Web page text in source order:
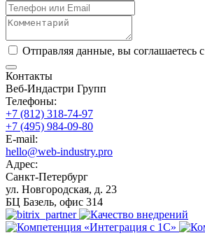
Отправляя данные, вы соглашаетесь с
Контакты
Веб-Индастри Групп
Телефоны:
+7 (812) 318-74-97
+7 (495) 984-09-80
E-mail:
hello@web-industry.pro
Адрес:
Санкт-Петербург
ул. Новгородская, д. 23
БЦ Базель, офис 314